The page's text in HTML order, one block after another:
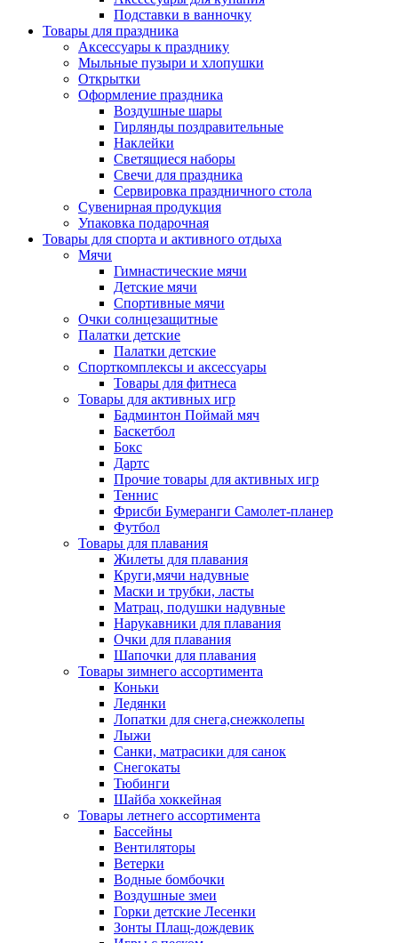
Подставки в ванночку
Товары для праздника
Аксессуары к празднику
Мыльные пузыри и хлопушки
Открытки
Оформление праздника
Воздушные шары
Гирлянды поздравительные
Наклейки
Светящиеся наборы
Свечи для праздника
Сервировка праздничного стола
Сувенирная продукция
Упаковка подарочная
Товары для спорта и активного отдыха
Мячи
Гимнастические мячи
Детские мячи
Спортивные мячи
Очки солнцезащитные
Палатки детские
Палатки детские
Спорткомплексы и аксессуары
Товары для фитнеса
Товары для активных игр
Бадминтон Поймай мяч
Баскетбол
Бокс
Дартс
Прочие товары для активных игр
Теннис
Фрисби Бумеранги Самолет-планер
Футбол
Товары для плавания
Жилеты для плавания
Круги,мячи надувные
Маски и трубки, ласты
Матрац, подушки надувные
Нарукавники для плавания
Очки для плавания
Шапочки для плавания
Товары зимнего ассортимента
Коньки
Ледянки
Лопатки для снега,снежколепы
Лыжи
Санки, матрасики для санок
Снегокаты
Тюбинги
Шайба хоккейная
Товары летнего ассортимента
Бассейны
Вентиляторы
Ветерки
Водные бомбочки
Воздушные змеи
Горки детские Лесенки
Зонты Плащ-дождевик